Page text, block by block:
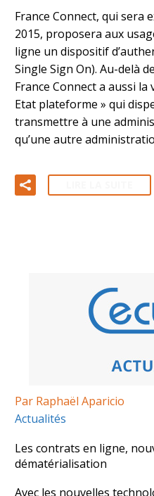
France Connect, qui sera
2015, proposera aux
ligne un dispositif
Single Sign On). Au-delà
France Connect a aussi la
Etat plateforme » qui
transmettre à une
qu’une autre
Par Raphaël Aparicio
Actualités
Les contrats en ligne,
dématérialisation
Avec les nouvelles